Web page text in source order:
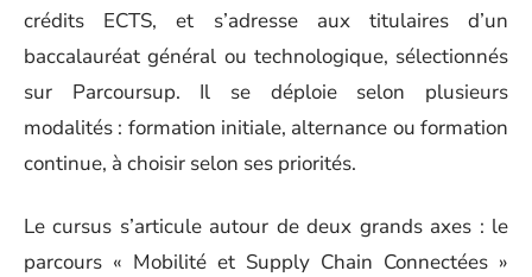
crédits ECTS, et s’adresse aux titulaires d’un
baccalauréat général ou technologique, sélectionnés
sur Parcoursup. Il se déploie selon plusieurs
modalités : formation initiale, alternance ou formation
continue, à choisir selon ses priorités.
Le cursus s’articule autour de deux grands axes : le
parcours « Mobilité et Supply Chain Connectées »